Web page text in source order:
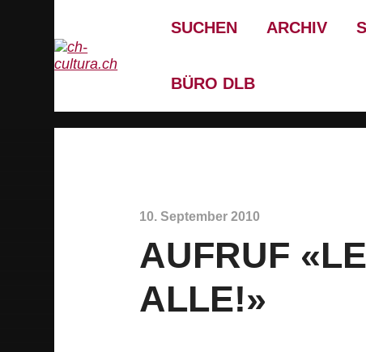
SUCHEN ARCHIV
BÜRO DLB
10. September 2010
AUFRUF
ALLE!»